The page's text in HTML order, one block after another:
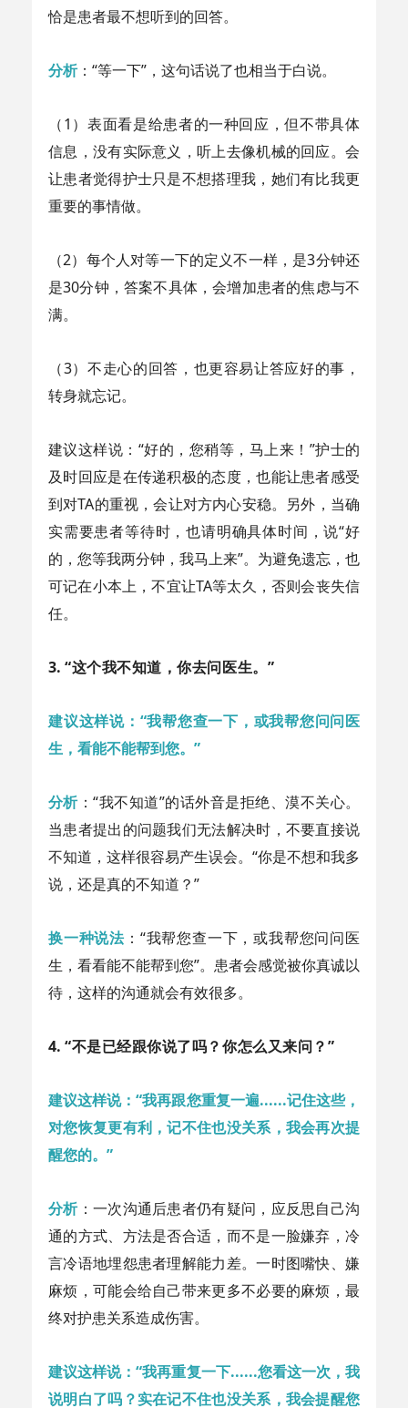
恰是患者最不想听到的回答。
分析：“等一下”，这句话说了也相当于白说。
（1）表面看是给患者的一种回应，但不带具体
信息，没有实际意义，听上去像机械的回应。会
让患者觉得护士只是不想搭理我，她们有比我更
重要的事情做。
（2）每个人对等一下的定义不一样，是3分钟还
是30分钟，答案不具体，会增加患者的焦虑与不
满。
（3）不走心的回答，也更容易让答应好的事，
转身就忘记。
建议这样说：“好的，您稍等，马上来！”护士的
及时回应是在传递积极的态度，也能让患者感受
到对TA的重视，会让对方内心安稳。另外，当确
实需要患者等待时，也请明确具体时间，说“好
的，您等我两分钟，我马上来”。为避免遗忘，也
可记在小本上，不宜让TA等太久，否则会丧失信
任。
3. “这个我不知道，你去问医生。”
建议这样说：“我帮您查一下，或我帮您问问医
生，看能不能帮到您。”
分析：“我不知道”的话外音是拒绝、漠不关心。
当患者提出的问题我们无法解决时，不要直接说
不知道，这样很容易产生误会。“你是不想和我多
说，还是真的不知道？”
换一种说法 ：“我帮您查一下，或我帮您问问医
生，看看能不能帮到您”。患者会感觉被你真诚以
待，这样的沟通就会有效很多。
4. “不是已经跟你说了吗？你怎么又来问？”
建议这样说：“我再跟您重复一遍......记住这些，
对您恢复更有利，记不住也没关系，我会再次提
醒您的。”
分析：一次沟通后患者仍有疑问，应反思自己沟
通的方式、方法是否合适，而不是一脸嫌弃，冷
言冷语地埋怨患者理解能力差。一时图嘴快、嫌
麻烦，可能会给自己带来更多不必要的麻烦，最
终对护患关系造成伤害。
建议这样说：“我再重复一下......您看这一次，我
说明白了吗？实在记不住也没关系，我会提醒您